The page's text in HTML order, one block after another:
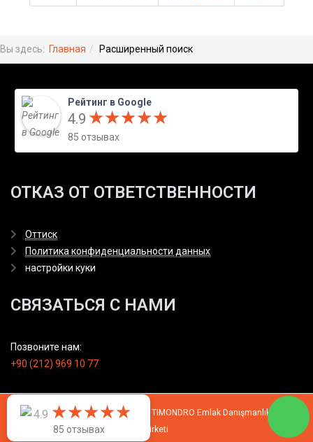
Вы здесь: Главная Расширенный поиск
Рейтинг в Google
4.9 ★★★★★
★★★★★
85 отзывах
4.9 ★★★★★
★★★★★
85 отзывах
ОТКАЗ ОТ ОТВЕТСТВЕННОСТИ
Оттиск
Политика конфиденциальности данных
настройки куки
СВЯЗАТЬСЯ С НАМИ
Позвоните нам:
+90 (212) 969 10 77
© 2007 - 2026 All rights reserved by TIMONDRO Emlak Danışmanlık Limited
Şirketi